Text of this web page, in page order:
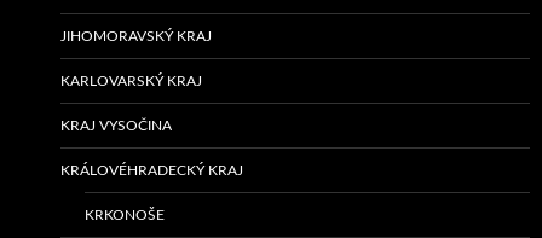
JIHOMORAVSKÝ KRAJ
KARLOVARSKÝ KRAJ
KRAJ VYSOČINA
KRÁLOVÉHRADECKÝ KRAJ
KRKONOŠE